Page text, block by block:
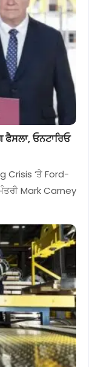
ਫੈਸਲਾ, ਓਨਟਾਰਿਓ
Crisis ‘ਤੇ Ford-
Mark Carney